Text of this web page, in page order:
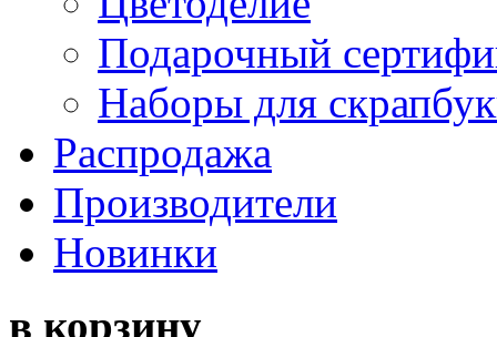
Подарочный
Наборы для
Распродажа
Производители
Новинки
в корзину